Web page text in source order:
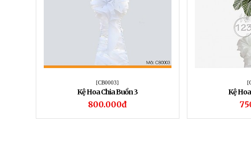
[CB0003]
Kệ Hoa Chia Buồn 3
800.000đ
Kệ